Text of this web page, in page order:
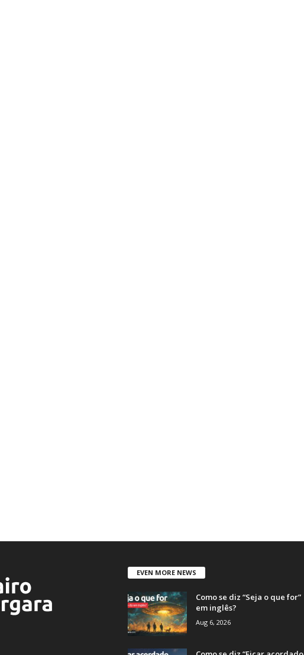
EVEN MORE NEWS
Como se diz “Seja o que for”
em inglês?
Aug 6, 2026